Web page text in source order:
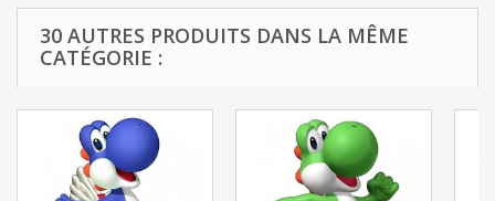
30 AUTRES PRODUITS DANS LA MÊME
CATÉGORIE :